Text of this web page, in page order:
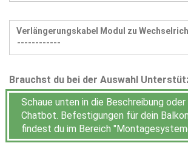
Verlängerungskabel Modul zu
Brauchst du bei der Auswahl
Schaue unten in die Beschreibung
Chatbot. Befestigungen für dein
findest du im Bereich